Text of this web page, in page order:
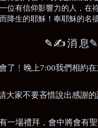
位有信仰影響力的人，在
降生的耶穌！奉耶穌的名
✎✍消 息
了 ﹗晚上7:00我們相約
大家不要吝惜說出感謝
一場禮拜，會中將會有